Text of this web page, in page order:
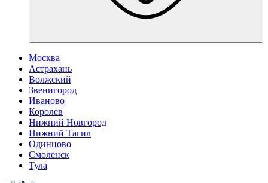
Москва
Астрахань
Волжский
Звенигород
Иваново
Королев
Нижний Новгород
Нижний Тагил
Одинцово
Смоленск
Тула